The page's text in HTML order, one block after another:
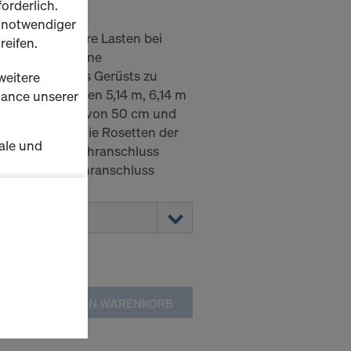
um schwere Lasten bei
oder um eine
des Gerüsts zu
in den Längen 5,14 m, 6,14 m
eine Tiefe von 50 cm und
an die Rosetten der
ohne Rohranschluss
separater Rohranschluss
IN DEN WARENKORB
unserer
und
Sie der